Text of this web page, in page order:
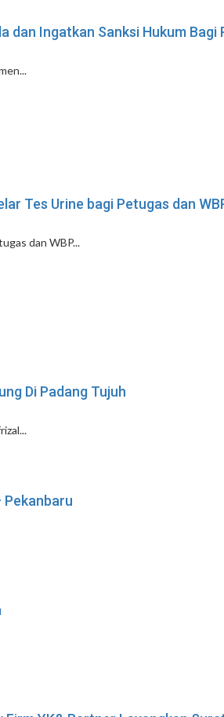
dan Ingatkan Sanksi Hukum Bagi
Tes Urine bagi Petugas dan
dan WBP...
Di Padang Tujuh
Pekanbaru